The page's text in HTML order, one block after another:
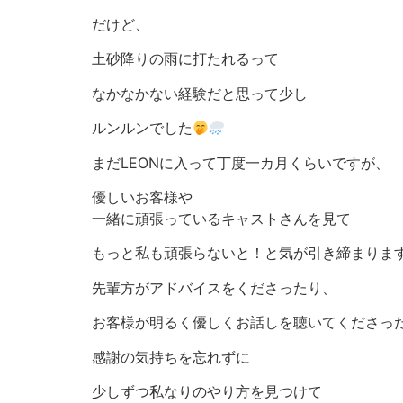
だけど、
土砂降りの雨に打たれるって
なかなかない経験だと思って少し
ルンルンでした
まだLEONに入って丁度一カ月くらいですが、
優しいお客様や
一緒に頑張っているキャストさんを見て
もっと私も頑張らないと！と気が引き締まりま
先輩方がアドバイスをくださったり、
お客様が明るく優しくお話しを聴いてくださっ
感謝の気持ちを忘れずに
少しずつ私なりのやり方を見つけて